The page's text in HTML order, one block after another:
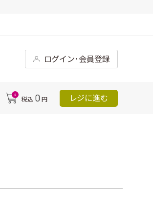
ログイン･会員登録
0
税込 0 円 レジに進む